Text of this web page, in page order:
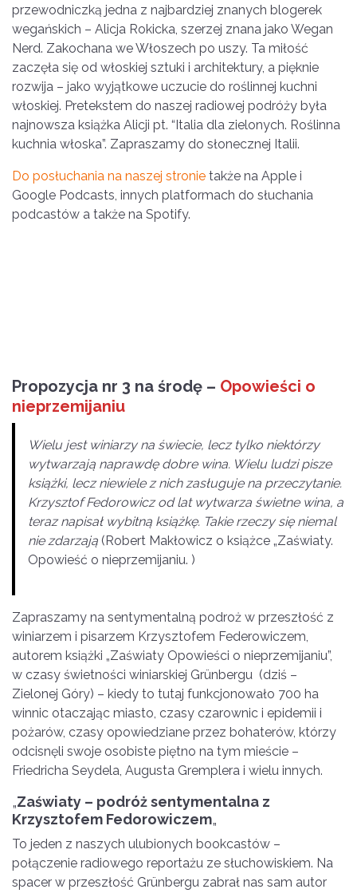
przewodniczką jedna z najbardziej znanych blogerek
wegańskich – Alicja Rokicka, szerzej znana jako Wegan
Nerd. Zakochana we Włoszech po uszy. Ta miłość
zaczęła się od włoskiej sztuki i architektury, a pięknie
rozwija – jako wyjątkowe uczucie do roślinnej kuchni
włoskiej. Pretekstem do naszej radiowej podróży była
najnowsza książka Alicji pt. “Italia dla zielonych. Roślinna
kuchnia włoska”. Zapraszamy do słonecznej Italii.
Do posłuchania na naszej stronie także na Apple i
Google Podcasts, innych platformach do słuchania
podcastów a także na Spotify.
Propozycja nr 3 na środę – Opowieści o
nieprzemijaniu
Wielu jest winiarzy na świecie, lecz tylko niektórzy
wytwarzają naprawdę dobre wina. Wielu ludzi pisze
książki, lecz niewiele z nich zasługuje na przeczytanie.
Krzysztof Fedorowicz od lat wytwarza świetne wina, a
teraz napisał wybitną książkę. Takie rzeczy się niemal
nie zdarzają (Robert Makłowicz o książce „Zaświaty.
Opowieść o nieprzemijaniu. )
Zapraszamy na sentymentalną podroż w przeszłość z
winiarzem i pisarzem Krzysztofem Federowiczem,
autorem książki „Zaświaty Opowieści o nieprzemijaniu”,
w czasy świetności winiarskiej Grünbergu (dziś –
Zielonej Góry) – kiedy to tutaj funkcjonowało 700 ha
winnic otaczając miasto, czasy czarownic i epidemii i
pożarów, czasy opowiedziane przez bohaterów, którzy
odcisnęli swoje osobiste piętno na tym mieście –
Friedricha Seydela, Augusta Gremplera i wielu innych.
„Zaświaty – podróż sentymentalna z
Krzysztofem Fedorowiczem„
To jeden z naszych ulubionych bookcastów –
połączenie radiowego reportażu ze słuchowiskiem. Na
spacer w przeszłość Grünbergu zabrał nas sam autor